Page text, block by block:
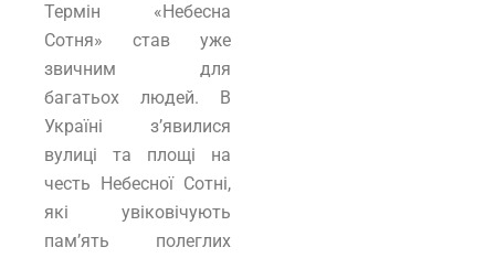
Термін «Небесна
Сотня» став уже
звичним для
багатьох людей. В
Україні з’явилися
вулиці та площі на
честь Небесної Сотні,
які увіковічують
пам’ять полеглих